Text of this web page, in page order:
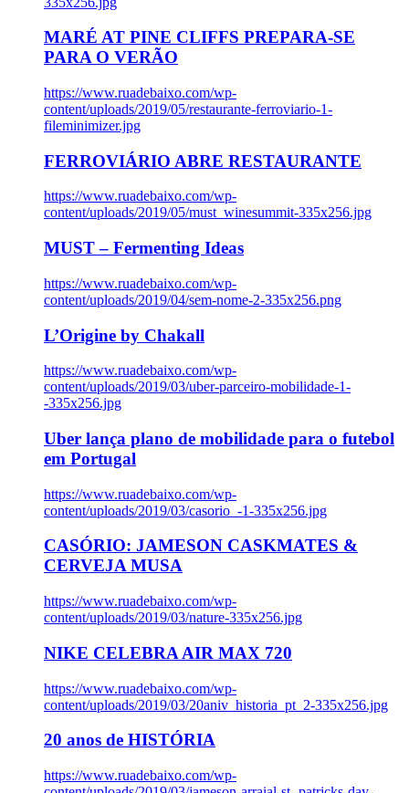
MARÉ AT PINE CLIFFS PREPARA-SE
PARA O VERÃO
https://www.ruadebaixo.com/wp-
content/uploads/2019/05/restaurante-ferroviario-1-
fileminimizer.jpg
FERROVIÁRIO ABRE RESTAURANTE
https://www.ruadebaixo.com/wp-
content/uploads/2019/05/must_winesummit-335x256.jpg
MUST – Fermenting Ideas
https://www.ruadebaixo.com/wp-
content/uploads/2019/04/sem-nome-2-335x256.png
L’Origine by Chakall
https://www.ruadebaixo.com/wp-
content/uploads/2019/03/uber-parceiro-mobilidade-1-
-335x256.jpg
Uber lança plano de mobilidade para o futebol
em Portugal
https://www.ruadebaixo.com/wp-
content/uploads/2019/03/casorio_-1-335x256.jpg
CASÓRIO: JAMESON CASKMATES &
CERVEJA MUSA
https://www.ruadebaixo.com/wp-
content/uploads/2019/03/nature-335x256.jpg
NIKE CELEBRA AIR MAX 720
https://www.ruadebaixo.com/wp-
content/uploads/2019/03/20aniv_historia_pt_2-335x256.jpg
20 anos de HISTÓRIA
https://www.ruadebaixo.com/wp-